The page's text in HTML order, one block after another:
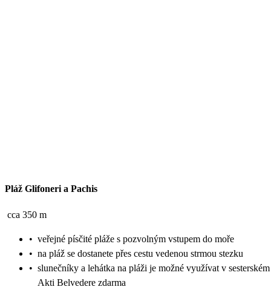
Pláž Glifoneri a Pachis
cca 350 m
• veřejné písčité pláže s pozvolným vstupem do moře
• na pláž se dostanete přes cestu vedenou strmou stezku
• slunečníky a lehátka na pláži je možné využívat v
Akti Belvedere zdarma